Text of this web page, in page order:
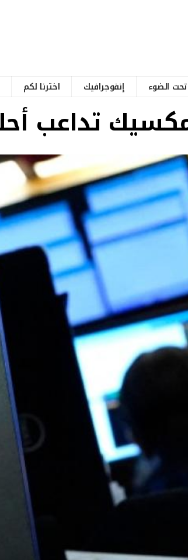
تحت الضوء إنفوجرافيك اخترنا لكم
تداعب